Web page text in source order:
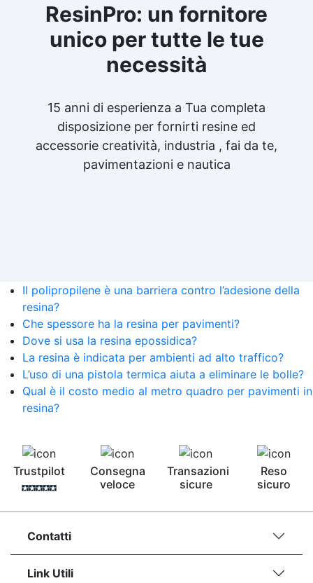
ResinPro: un fornitore
unico per tutte le tue
necessità
15 anni di esperienza a Tua completa
disposizione per fornirti resine ed
accessorie creatività, industria , fai da te,
pavimentazioni e nautica
Il polipropilene è una barriera contro l’adesione della
resina?
Che spessore ha la resina per pavimenti?
Dove si usa la resina epossidica?
La resina è indicata per ambienti ad alto traffico?
L’uso di una pistola termica aiuta a eliminare le bolle?
Qual è il costo medio al metro quadro per pavimenti in
resina?
Trustpilot
Consegna
veloce
Transazioni
sicure
Reso
sicuro
Contatti
Link Utili